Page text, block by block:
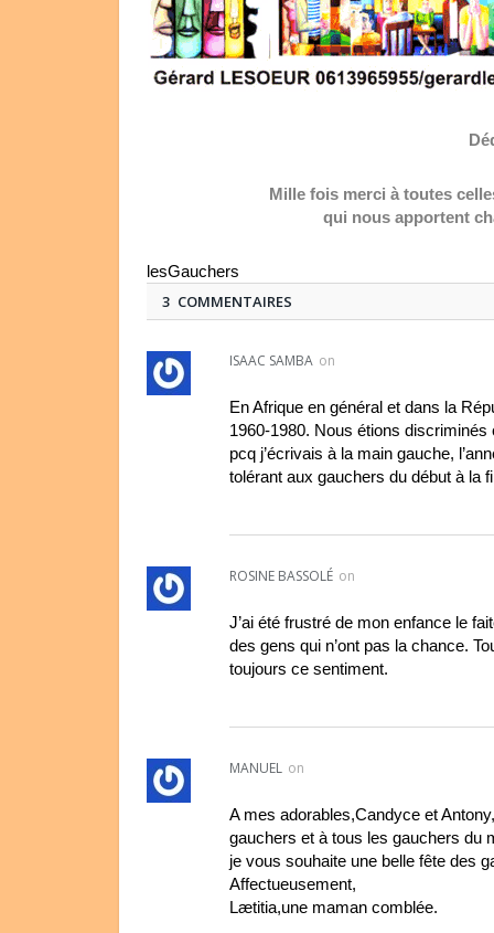
Mille fois merci à toutes
qui nous apportent
lesGauchers
3 COMMENTAIRES
ISAAC SAMBA on
En Afrique en général et dans la
1960-1980. Nous étions
pcq j’écrivais à la main gauche,
tolérant aux gauchers du début à la
ROSINE BASSOLÉ on
J’ai été frustré de mon enfance le
des gens qui n’ont pas la chance.
toujours ce sentiment.
MANUEL on
A mes adorables,Candyce et
gauchers et à tous les gauchers du
je vous souhaite une belle fête des
Affectueusement,
Lætitia,une maman comblée.